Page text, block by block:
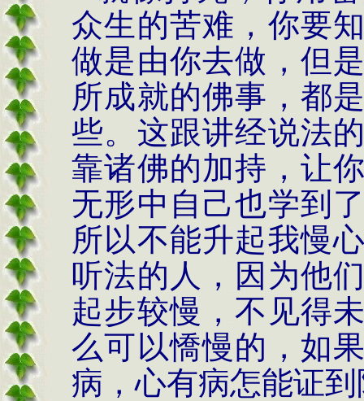
众生的苦难，你要
做是由你去做，但
所成就的佛事，都
些。这跟讲经说法
靠诸佛的加持，让
无形中自己也学到
所以不能升起我慢
听法的人，因为他
起步较慢，不见得
么可以憍慢的，如
病，心有病怎能证